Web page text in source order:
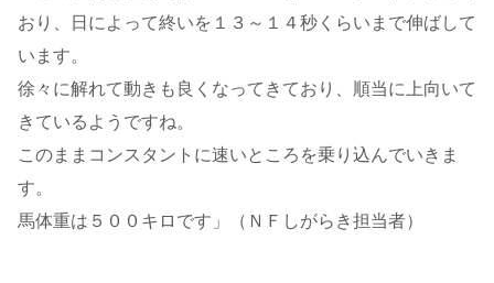
おり、日によって終いを１３～１４秒くらいまで伸ばして
います。
徐々に解れて動きも良くなってきており、順当に上向いて
きているようですね。
このままコンスタントに速いところを乗り込んでいきま
す。
馬体重は５００キロです」（ＮＦしがらき担当者）